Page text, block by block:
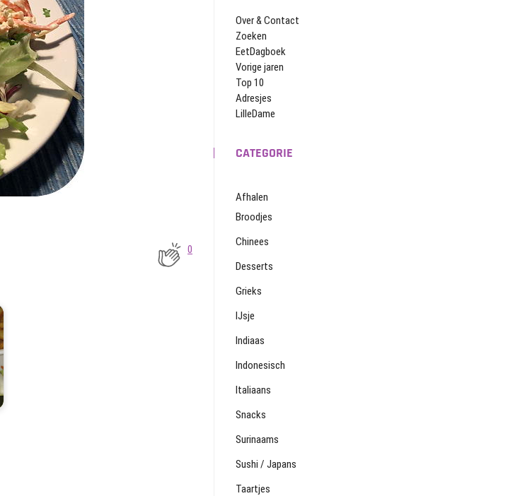
0
Over & Contact
Zoeken
EetDagboek
Vorige jaren
Top 10
Adresjes
LilleDame
CATEGORIE
Afhalen
Broodjes
Chinees
Desserts
Grieks
IJsje
Indiaas
Indonesisch
Italiaans
Snacks
Surinaams
Sushi / Japans
Taartjes